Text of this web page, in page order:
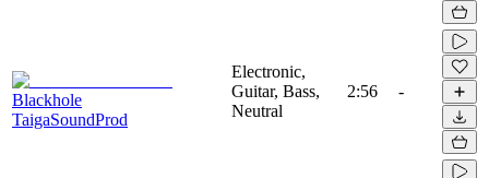
Blackhole
TaigaSoundProd
Electronic,
Guitar, Bass,
Neutral
2:56 -